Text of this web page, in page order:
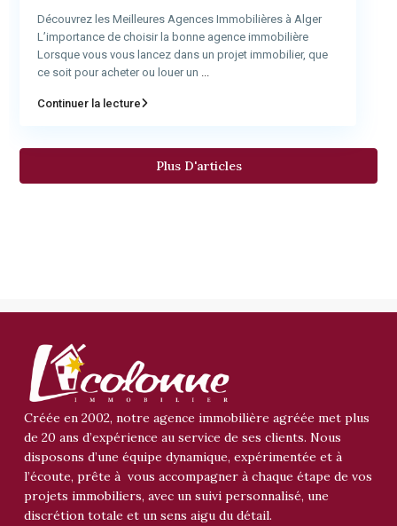
Découvrez les Meilleures Agences Immobilières à Alger
L’importance de choisir la bonne agence immobilière
Lorsque vous vous lancez dans un projet immobilier, que
ce soit pour acheter ou louer un
Continuer la lecture
Plus D'articles
Créée en 2002, notre agence immobilière agréée met plus
de 20 ans d’expérience au service de ses clients. Nous
disposons d’une équipe dynamique, expérimentée et à
l’écoute, prête à vous accompagner à chaque étape de vos
projets immobiliers, avec un suivi personnalisé, une
discrétion totale et un sens aigu du détail.